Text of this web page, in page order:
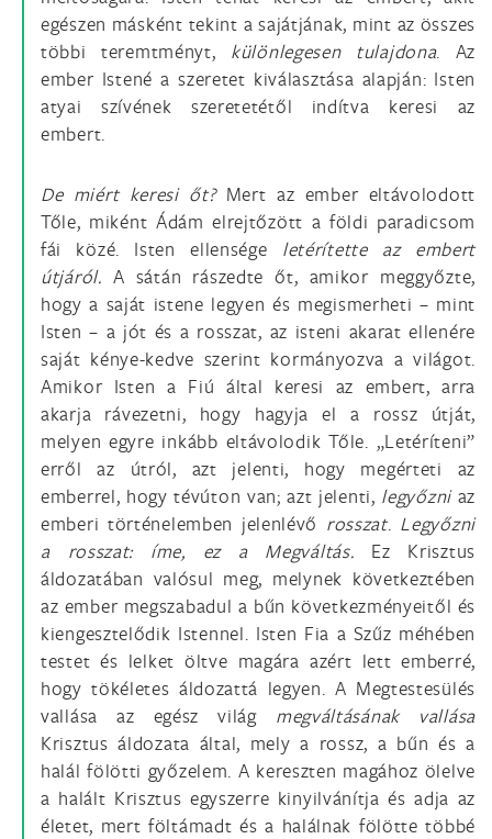
egészen másként tekint a sajátjának, mint az összes
többi teremtményt, különlegesen tulajdona. Az
ember Istené a szeretet kiválasztása alapján: Isten
atyai szívének szeretetétől indítva keresi az
embert.
De miért keresi őt?Mert az ember eltávolodott
Tőle, miként Ádám elrejtőzött a földi paradicsom
fái közé. Isten ellensége letérítette az embert
útjáról. A sátán rászedte őt, amikor meggyőzte,
hogy a saját istene legyen és megismerheti – mint
Isten – a jót és a rosszat, az isteni akarat ellenére
saját kénye-kedve szerint kormányozva a világot.
Amikor Isten a Fiú által keresi az embert, arra
akarja rávezetni, hogy hagyja el a rossz útját,
melyen egyre inkább eltávolodik Tőle. „Letéríteni”
erről az útról, azt jelenti, hogy megérteti az
emberrel, hogy tévúton van; azt jelenti, legyőzniaz
emberi történelemben jelenlévő rosszat. Legyőzni
a rosszat: íme, ez a Megváltás. Ez Krisztus
áldozatában valósul meg, melynek következtében
az ember megszabadul a bűn következményeitől és
kiengesztelődik Istennel. Isten Fia a Szűz méhében
testet és lelket öltve magára azért lett emberré,
hogy tökéletes áldozattá legyen. A Megtestesülés
vallása az egész világ megváltásának vallása
Krisztus áldozata által, mely a rossz, a bűn és a
halál fölötti győzelem. A kereszten magához ölelve
a halált Krisztus egyszerre kinyilvánítja és adja az
életet, mert föltámadt és a halálnak fölötte többé